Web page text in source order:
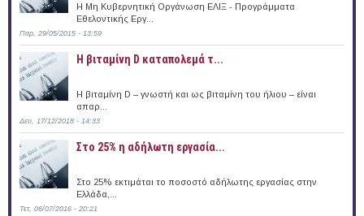
Η Μη Κυβερνητική Οργάνωση ΕΛΙΞ - Προγράμματα
Εθελοντικής Εργ...
Παρ, 29/05/2015 - 13:59
Η βιταμίνη D καταπολεμά τ...
Η βιταμίνη D – γνωστή και ως βιταμίνη του ήλιου – είναι
απαρ...
Δευ, 17/12/2018 - 14:33
Στο 25% η αδήλωτη εργασία...
Στο 25% εκτιμάται το ποσοστό αδήλωτης εργασίας στην
Ελλάδα,...
Τετ, 06/07/2016 - 20:21